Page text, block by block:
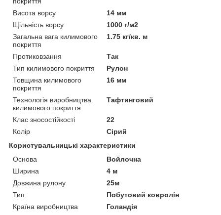
Висота ворсу
14 мм
Щільність ворсу
1000 г/м2
Загальна вага килимового
покриття
1.75 кг/кв. м
Протиковзання
Так
Тип килимового покриття
Рулон
Товщина килимового
покриття
16 мм
Технологія виробництва
килимового покриття
Тафтинговий
Клас зносостійкості
22
Колір
Сірий
Користувальницькі характеристики
Основа
Войлочна
Ширина
4 м
Довжина рулону
25м
Тип
Побутовий ковролін
Країна виробництва
Голандія